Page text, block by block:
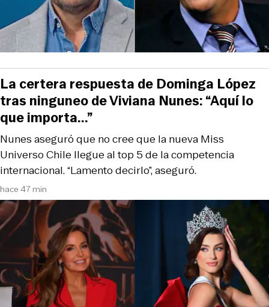
hace 47 min
Nunes aseguró que no cree que la nueva Miss
Universo Chile llegue al top 5 de la competencia
internacional. “Lamento decirlo”, aseguró.
La certera respuesta de Dominga López
tras ninguneo de Viviana Nunes: “Aquí lo
que importa...”